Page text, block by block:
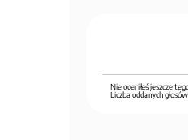
Nie oceniłeś jeszcze
Liczba oddanych